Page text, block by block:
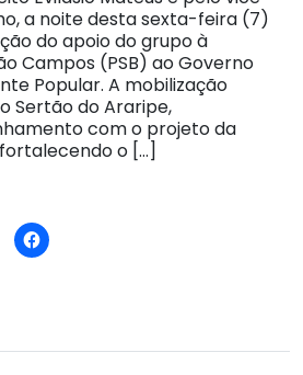
a noite desta sexta-feira (7)
do apoio do grupo à
Campos (PSB) ao Governo
Popular. A mobilização
Sertão do Araripe,
com o projeto da
o […]